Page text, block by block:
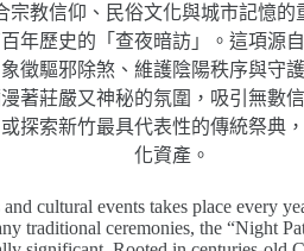
宗教信仰、民俗文化與城市記憶
年歷史的「查夜暗訪」。這項源
徵驅邪除煞、維護陰陽秩序與守
著莊嚴又神秘的氛圍，吸引無數
探索新竹最具代表性的傳統祭典
化資產。
cultural events takes place every
traditional ceremonies, the “Night